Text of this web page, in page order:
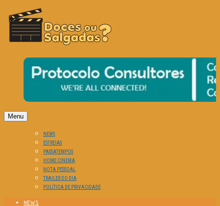
DOCES OU SALGADAS?
O Cinema? Uma Paixão!!
Menu
NEWS
ESTREIAS
PASSATEMPOS
HOME CINEMA
NOTA PESSOAL
TRAILER DO DIA
POLÍTICA DE PRIVACIDADE
NEWS